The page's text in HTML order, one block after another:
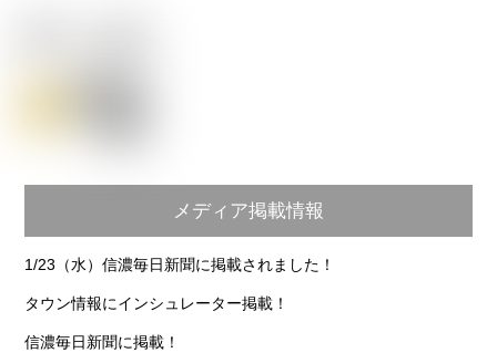
メディア掲載情報
1/23（水）信濃毎日新聞に掲載されました！
タウン情報にインシュレーター掲載！
信濃毎日新聞に掲載！